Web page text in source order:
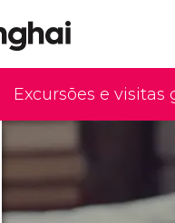
Excursões e visitas